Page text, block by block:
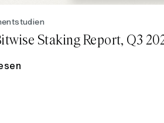
Staking Report, Q3